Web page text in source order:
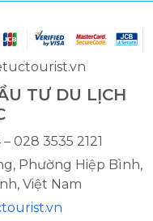
TƯ DU LỊCH
028 3535 2121
Phường Hiệp Bình,
Việt Nam